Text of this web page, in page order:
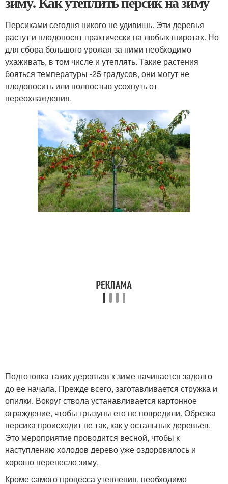
Персиками сегодня никого не удивишь. Эти деревья
растут и плодоносят практически на любых широтах. Но
для сбора большого урожая за ними необходимо
ухаживать, в том числе и утеплять. Такие растения
бояться температуры -25 градусов, они могут не
плодоносить или полностью усохнуть от
переохлаждения.
Подготовка таких деревьев к зиме начинается задолго
до ее начала. Прежде всего, заготавливается стружка и
опилки. Вокруг ствола устанавливается картонное
ограждение, чтобы грызуны его не повредили. Обрезка
персика происходит не так, как у остальных деревьев.
Это мероприятие проводится весной, чтобы к
наступлению холодов дерево уже оздоровилось и
хорошо перенесло зиму.
Кроме самого процесса утепления, необходимо